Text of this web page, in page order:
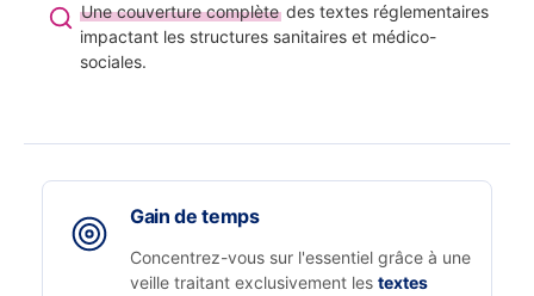
Une couverture complètedes textes réglementaires
impactant les structures sanitaires et médico-
sociales.
Gain de temps
Concentrez-vous sur l'essentiel grâce à une
veille traitant exclusivement les textes